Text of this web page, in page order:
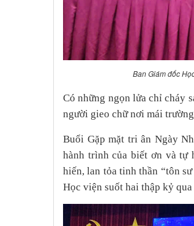
Ban Giám đốc
Có những ngọn lửa chỉ cháy
người gieo chữ nơi mái
Buổi Gặp mặt tri ân Ngày
hành trình của biết ơn và tự
hiến, lan tỏa tinh thần “tôn
Học viện suốt hai thập kỷ